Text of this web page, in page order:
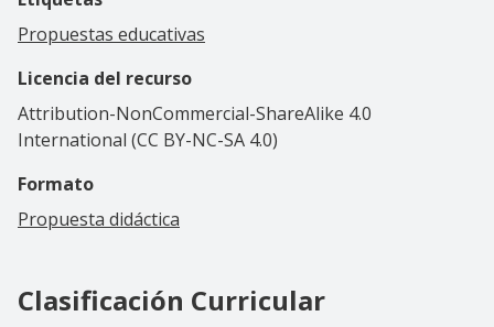
Propuestas educativas
Licencia del recurso
Attribution-NonCommercial-ShareAlike 4.0
International (CC BY-NC-SA 4.0)
Formato
Propuesta didáctica
Clasificación Curricular